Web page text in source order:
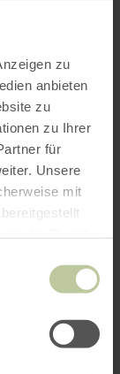
zu
anbieten
zu
zu Ihrer
für
Unsere
mit
von
die